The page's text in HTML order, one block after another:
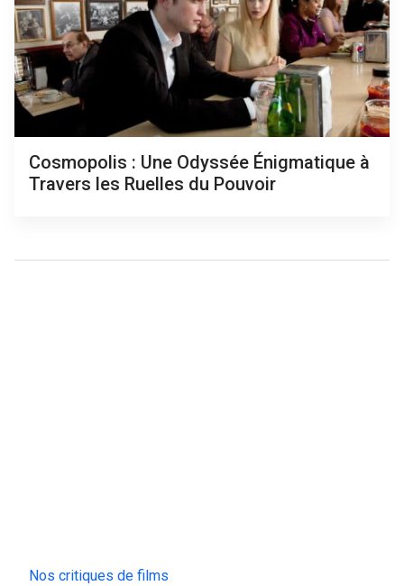
Cosmopolis : Une Odyssée Énigmatique à
Travers les Ruelles du Pouvoir
Nos critiques de films